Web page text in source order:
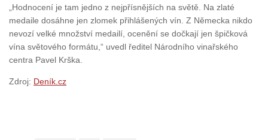
„Hodnocení je tam jedno z nejpřísnějších na světě. Na zlaté
medaile dosáhne jen zlomek přihlášených vín. Z Německa nikdo
nevozí velké množství medailí, ocenění se dočkají jen špičková
vína světového formátu,“ uvedl ředitel Národního vinařského
centra Pavel Krška.
Zdroj: Deník.cz